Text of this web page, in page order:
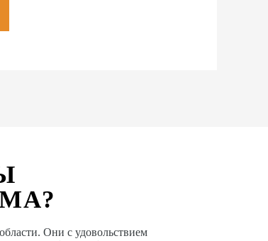
Они с удовольствием